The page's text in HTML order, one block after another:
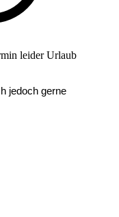
leider Urlaub
jedoch gerne